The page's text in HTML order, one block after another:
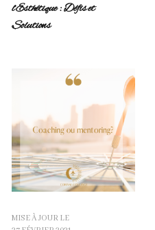
l’Esthétique : Défis et
Solutions
MISE À JOUR LE